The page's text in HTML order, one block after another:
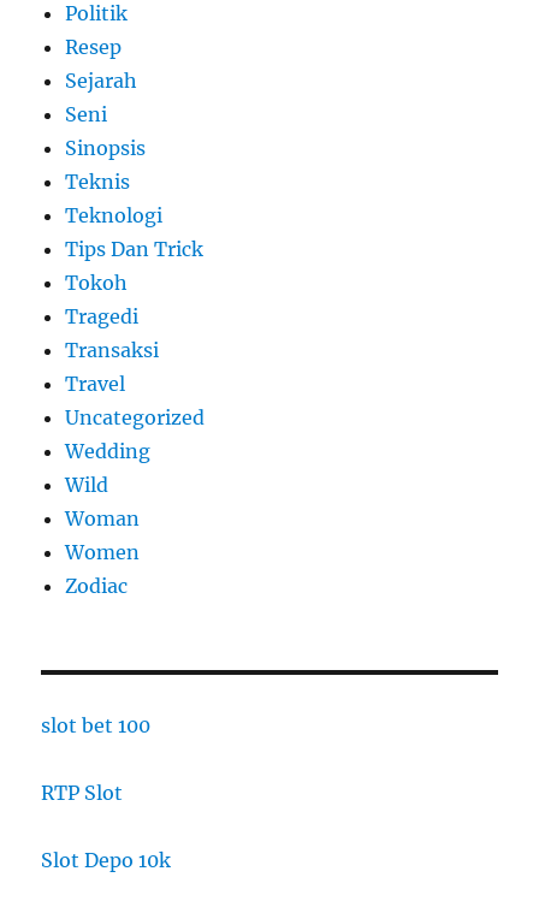
Politik
Resep
Sejarah
Seni
Sinopsis
Teknis
Teknologi
Tips Dan Trick
Tokoh
Tragedi
Transaksi
Travel
Uncategorized
Wedding
Wild
Woman
Women
Zodiac
slot bet 100
RTP Slot
Slot Depo 10k